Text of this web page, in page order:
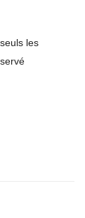
les